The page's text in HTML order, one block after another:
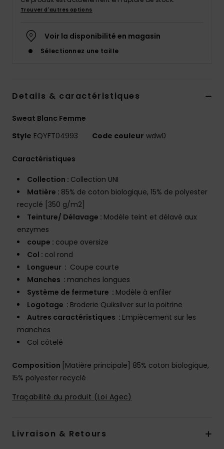
Trouver d'autres options
Voir la disponibilité en magasin
Sélectionnez une taille
Details & caractéristiques
Sweat Blanc Femme
Style EQYFT04993 Code couleur wdw0
Caractéristiques
Collection : Collection UNI
Matière : 85% de coton biologique, 15% de polyester
recyclé [350 g/m2]
Teinture/ Délavage : Modèle teint et délavé aux
enzymes
coupe : coupe oversize
Col : col rond
Longueur : Coupe courte
Manches : manches longues
Système de fermeture : Modèle à enfiler
Logotage : Broderie Quiksilver sur la poitrine
Autres caractéristiques : Empiècement sur les
manches
Col côtelé
Composition [Matière principale] 85% coton biologique,
15% polyester recyclé
Traçabilité du produit (Loi Agec)
Livraison & Retours